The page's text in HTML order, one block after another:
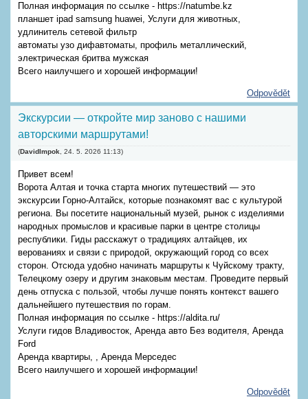
Полная информация по ссылке - https://natumbe.kz
планшет ipad samsung huawei, Услуги для животных,
удлинитель сетевой фильтр
автоматы узо дифавтоматы, профиль металлический,
электрическая бритва мужская
Всего наилучшего и хорошей информации!
Odpovědět
Экскурсии — откройте мир заново с нашими
авторскими маршрутами!
(DavidImpok 24. 5. 2026 11:13)
Привет всем!
Ворота Алтая и точка старта многих путешествий — это
экскурсии Горно-Алтайск, которые познакомят вас с культурой
региона. Вы посетите национальный музей, рынок с изделиями
народных промыслов и красивые парки в центре столицы
республики. Гиды расскажут о традициях алтайцев, их
верованиях и связи с природой, окружающий город со всех
сторон. Отсюда удобно начинать маршруты к Чуйскому тракту,
Телецкому озеру и другим знаковым местам. Проведите первый
день отпуска с пользой, чтобы лучше понять контекст вашего
дальнейшего путешествия по горам.
Полная информация по ссылке - https://aldita.ru/
Услуги гидов Владивосток, Аренда авто Без водителя, Аренда
Ford
Аренда квартиры, , Аренда Мерседес
Всего наилучшего и хорошей информации!
Odpovědět